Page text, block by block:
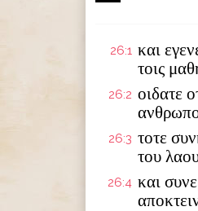
26:1 και
τοις
26:2 οιδατε
26:3 τοτε
του
26:4 και